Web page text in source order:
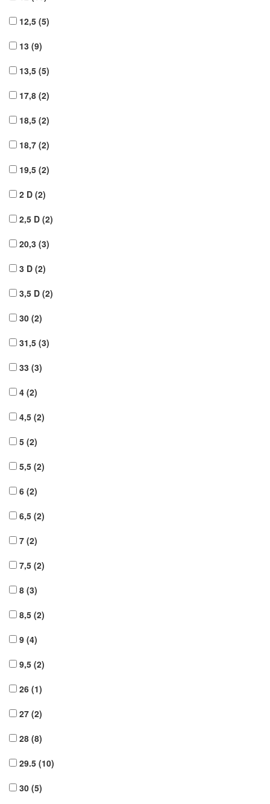
12,5 (5)
13 (9)
13,5 (5)
17,8 (2)
18,5 (2)
18,7 (2)
19,5 (2)
2 D (2)
2,5 D (2)
20,3 (3)
3 D (2)
3,5 D (2)
30 (2)
31,5 (3)
33 (3)
4 (2)
4,5 (2)
5 (2)
5,5 (2)
6 (2)
6,5 (2)
7 (2)
7,5 (2)
8 (3)
8,5 (2)
9 (4)
9,5 (2)
26 (1)
27 (2)
28 (8)
29.5 (10)
30 (5)